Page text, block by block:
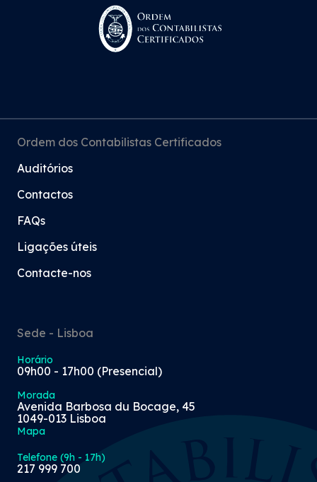
Ordem dos Contabilistas Certificados
Auditórios
Contactos
FAQs
Ligações úteis
Contacte-nos
Sede - Lisboa
Horário
09h00 - 17h00 (Presencial)
Morada
Avenida Barbosa du Bocage, 45
1049-013 Lisboa
Mapa
Telefone (9h - 17h)
217 999 700